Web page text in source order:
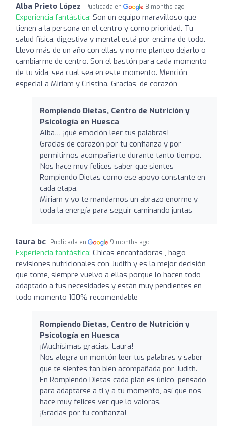
Alba Prieto López Publicada en 8 months ago
Experiencia fantástica: Son un equipo maravilloso que
tienen a la persona en el centro y como prioridad. Tu
salud física, digestiva y mental está por encima de todo.
Llevo más de un año con ellas y no me planteo dejarlo o
cambiarme de centro. Son el bastón para cada momento
de tu vida, sea cual sea en este momento. Mención
especial a Miriam y Cristina. Gracias, de corazón
Rompiendo Dietas, Centro de Nutrición y
Psicología en Huesca
Alba… ¡qué emoción leer tus palabras!
Gracias de corazón por tu confianza y por
permitirnos acompañarte durante tanto tiempo.
Nos hace muy felices saber que sientes
Rompiendo Dietas como ese apoyo constante en
cada etapa.
Miriam y yo te mandamos un abrazo enorme y
toda la energía para seguir caminando juntas
laura bc Publicada en 9 months ago
Experiencia fantástica: Chicas encantadoras , hago
revisiones nutricionales con Judith y es la mejor decisión
que tome, siempre vuelvo a ellas porque lo hacen todo
adaptado a tus necesidades y están muy pendientes en
todo momento 100% recomendable
Rompiendo Dietas, Centro de Nutrición y
Psicología en Huesca
¡Muchísimas gracias, Laura!
Nos alegra un montón leer tus palabras y saber
que te sientes tan bien acompañada por Judith.
En Rompiendo Dietas cada plan es único, pensado
para adaptarse a ti y a tu momento, así que nos
hace muy felices ver que lo valoras.
¡Gracias por tu confianza!